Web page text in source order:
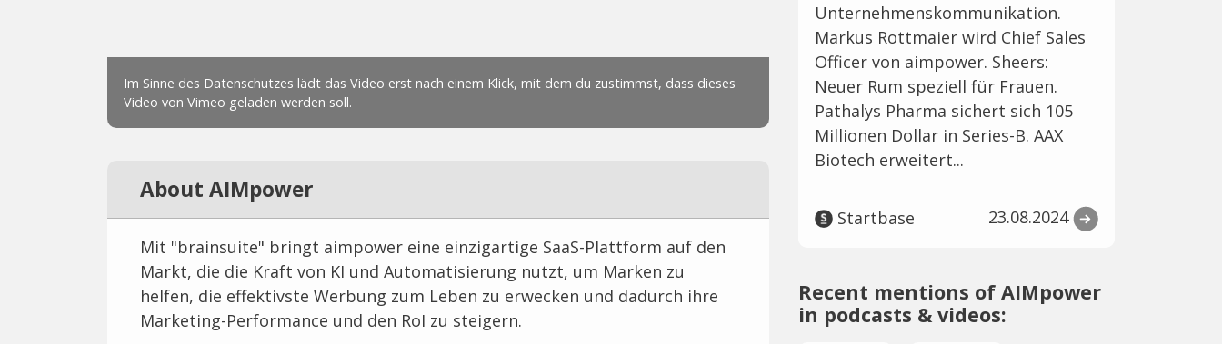
About AIMpower
Mit "brainsuite" bringt aimpower eine einzigartige SaaS-Plattform auf den
Markt, die die Kraft von KI und Automatisierung nutzt, um Marken zu
helfen, die effektivste Werbung zum Leben zu erwecken und dadurch ihre
Marketing-Performance und den RoI zu steigern.
Unternehmenskommunikation.
Markus Rottmaier wird Chief Sales
Officer von aimpower. Sheers:
Neuer Rum speziell für Frauen.
Pathalys Pharma sichert sich 105
Millionen Dollar in Series-B. AAX
Biotech erweitert...
Startbase 23.08.2024
Recent mentions of AIMpower
in podcasts & videos: